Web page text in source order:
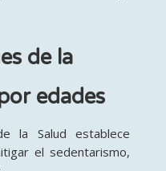
de la
edades
la Salud establece
el sedentarismo,